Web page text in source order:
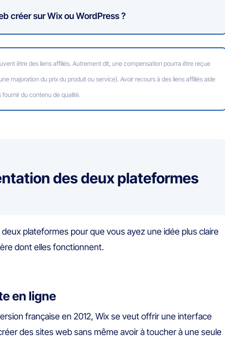
créer sur Wix ou WordPress ?
être des liens affiliés. Autrement dit, une compensation pourra être reçue
majoration du prix du produit ou service). Avoir recours à des liens affiliés aide
fournir du contenu de qualité.
des deux plateformes
plateformes pour que vous ayez une idée plus claire
dont elles fonctionnent.
en ligne
française en 2012, Wix se veut offrir une interface
des sites web sans même avoir à toucher à une seule